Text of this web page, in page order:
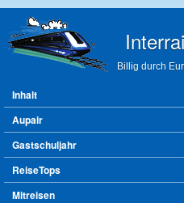
Billig durch
Hauptmenü
Inhalt
Aupair
Gastschuljahr
ReiseTops
Mitreisen